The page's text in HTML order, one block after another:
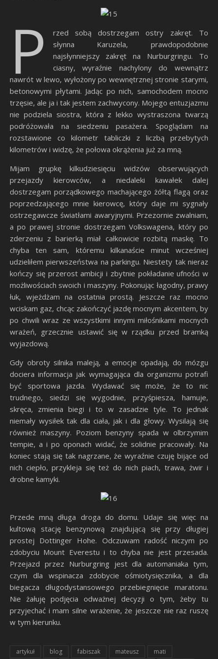
P
rzed sobą dostrzegam ostry zakręt. To
słynna Karuzela, prawdopodobnie
najsłynniejszy zakręt na Nurburgringu. To
ciasny, wyraźnie nachylony do wewnątrz
nawrót w lewo, wyłożony po wewnętrznej stronie starymi,
betonowymi płytami. Jadąc po nich, samochodem mocno
trzęsie, ale ja i tak jestem zachwycony. Mojego entuzjazmu
nie podziela siostra, która z lekko wystraszona twarzą
podróżowała na siedzeniu pasażera. Spoglądam na
rozstawione co kilometr tabliczki z liczbą przebytych
kilometrów i widzę, że połowa okrążenia już za mną.
Mijam grupkę kilkudziesięciu widzów obserwujących
przejazdy kierowców, a niedaleki kawałek dalej
dostrzegam porządkowego machającego żółtą flagą oraz
poprzedzającego mnie kierowcę, który daje mi sygnały
ostrzegawcze światłami awaryjnymi. Przezornie zwalniam,
a po prawej stronie dostrzegam Volkswagena, który po
zderzeniu z barierką miał całkowicie rozbitą maskę. To
chyba ten sam, któremu kilkanaście minut wcześniej
udzieliłem pierwszeństwa na parkingu. Niestety tak nieraz
kończy się przerost ambicji i zbytnie pokładanie ufności w
możliwościach swoich i maszyny. Pokonując łagodny, prawy
łuk, wjeżdżam na ostatnia prostą. Jeszcze raz mocno
wciskam gaz, chcąc zakończyć jazdę mocnym akcentem, by
po chwili wraz ze wszystkimi innymi miłośnikami mocnych
wrażeń, grzecznie ustawić się w rządku przed bramką
wyjazdową.
Gdy obroty silnika maleją, a emocje opadają, do mózgu
dociera informacja jak wymagająca dla organizmu potrafi
być sportowa jazda. Wydawać się może, że to nic
trudnego, siedzi się wygodnie, przyśpiesza, hamuje,
skręca, zmienia biegi i to w zasadzie tyle. To jednak
niemały wysiłek tak dla ciała, jak i dla głowy. Wysilają się
również maszyny. Poziom benzyny spada w olbrzymim
tempie, a i po oponach widać, że solidnie pracowały. Na
koniec stają się tak nagrzane, że wyraźnie czuję bijące od
nich ciepło, przykleja się też do nich piach, trawa, żwir i
drobne kamyki.
Przede mną długa droga do domu. Udaje się więc na
kultową stację benzynową znajdującą się przy długiej
prostej Dottinger Hohe. Odczuwam radość niczym po
zdobyciu Mount Everestu i to chyba nie jest przesada.
Przejazd przez Nurburgring jest dla automaniaka tym,
czym dla wspinacza zdobycie ośmiotysięcznika, a dla
biegacza długodystansowego przebiegnięcie maratonu.
Nie żałuję podjęcia odważnej decyzji o tym, żeby tu
przyjechać i mam silne wrażenie, że jeszcze nie raz ruszę
w tym kierunku.
artykuł blog fabiszak mateusz
mati